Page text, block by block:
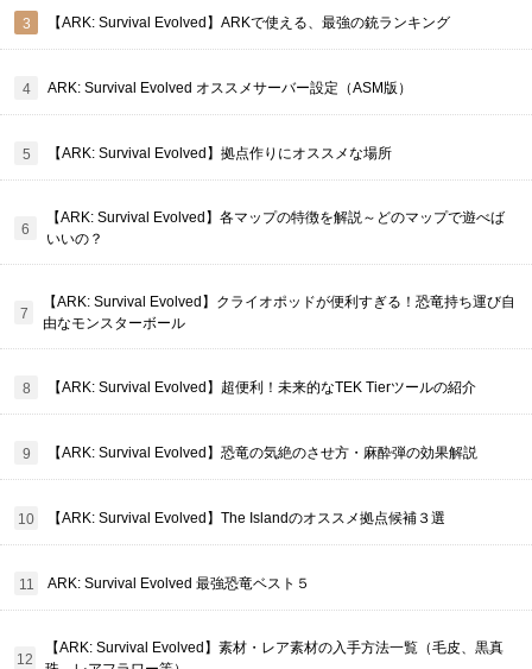
【ARK: Survival Evolved】ARKで使える、最強の銃ランキング
ARK: Survival Evolved オススメサーバー設定（ASM版）
【ARK: Survival Evolved】拠点作りにオススメな場所
【ARK: Survival Evolved】各マップの特徴を解説～どのマップで遊べば
いいの？
【ARK: Survival Evolved】クライオポッドが便利すぎる！恐竜持ち運び自
由なモンスターボール
【ARK: Survival Evolved】超便利！未来的なTEK Tierツールの紹介
【ARK: Survival Evolved】恐竜の気絶のさせ方・麻酔弾の効果解説
【ARK: Survival Evolved】The Islandのオススメ拠点候補３選
ARK: Survival Evolved 最強恐竜ベスト５
【ARK: Survival Evolved】素材・レア素材の入手方法一覧（毛皮、黒真